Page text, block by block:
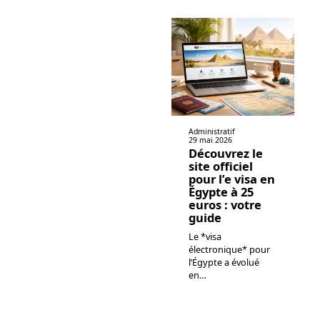
Administratif
29 mai 2026
Découvrez le
site officiel
pour l’e visa en
Égypte à 25
euros : votre
guide
Le *visa
électronique* pour
l’Égypte a évolué
en…